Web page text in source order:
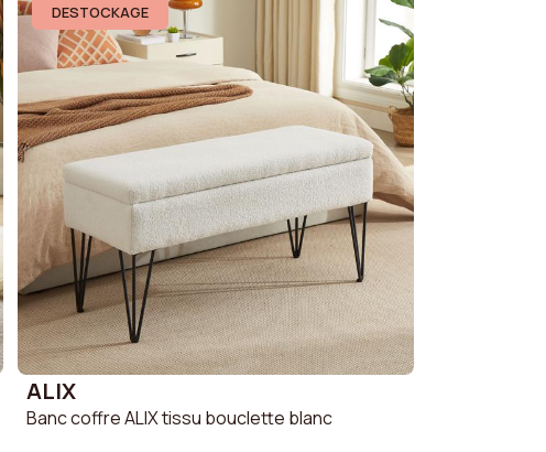
DESTOCKAGE
ALIX
Banc coffre ALIX tissu bouclette blanc